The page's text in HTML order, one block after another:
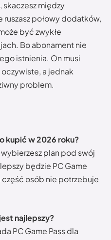
skaczesz między
połowy dodatków,
być zwykłe
Bo abonament nie
istnienia. On musi
a jednak
problem.
kupić w 2026 roku?
plan pod swój
będzie PC Game
część osób nie potrzebuje
najlepszy?
PC Game Pass dla